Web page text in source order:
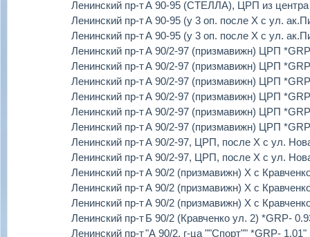
Ленинский пр-тА 90-95 (СТЕЛЛА), ЦРП из центра
Ленинский пр-тА 90-95 (у 3 оп. после Х с ул.
Ленинский пр-тА 90-95 (у 3 оп. после Х с ул.
Ленинский пр-тА 90/2-97 (призмавижн) ЦРП
Ленинский пр-тА 90/2-97 (призмавижн) ЦРП
Ленинский пр-тА 90/2-97 (призмавижн) ЦРП
Ленинский пр-тА 90/2-97 (призмавижн) ЦРП
Ленинский пр-тА 90/2-97 (призмавижн) ЦРП
Ленинский пр-тА 90/2-97 (призмавижн) ЦРП
Ленинский пр-тА 90/2-97, ЦРП, после Х с ул.
Ленинский пр-тА 90/2-97, ЦРП, после Х с ул.
Ленинский пр-тА 90/2 (призмавижн) Х с
Ленинский пр-тА 90/2 (призмавижн) Х с
Ленинский пр-тА 90/2 (призмавижн) Х с
Ленинский пр-тБ 90/2 (Кравченко ул. 2) *GRP-
Ленинский пр-т"А 90/2, г-ца ""Спорт"" *GRP- 1.01"